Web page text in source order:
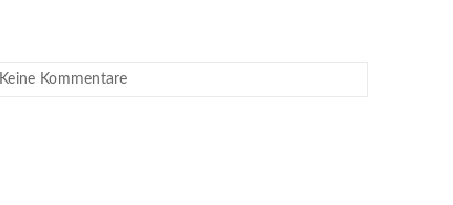
Keine Kommentare